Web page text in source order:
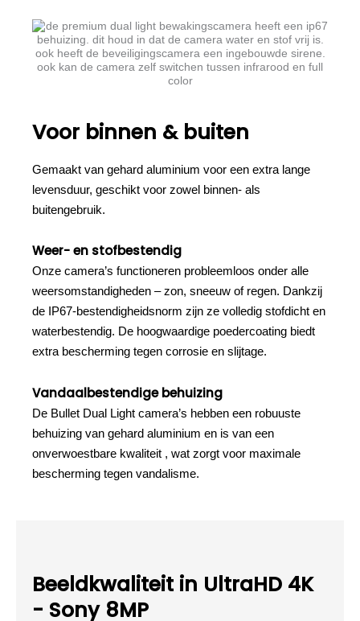
Voor binnen & buiten
Gemaakt van gehard aluminium voor een extra lange
levensduur, geschikt voor zowel binnen- als
buitengebruik.
Weer- en stofbestendig
Onze camera’s functioneren probleemloos onder alle
weersomstandigheden – zon, sneeuw of regen. Dankzij
de IP67-bestendigheidsnorm zijn ze volledig stofdicht en
waterbestendig. De hoogwaardige poedercoating biedt
extra bescherming tegen corrosie en slijtage.
Vandaalbestendige behuizing
De Bullet Dual Light camera’s hebben een robuuste
behuizing van gehard aluminium en is van een
onverwoestbare kwaliteit , wat zorgt voor maximale
bescherming tegen vandalisme.
Beeldkwaliteit in UltraHD 4K
- Sony 8MP​